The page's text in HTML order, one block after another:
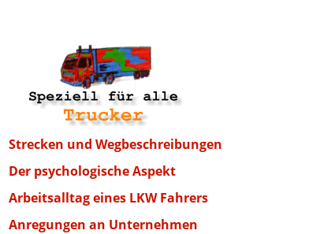
Strecken und Wegbeschreibungen
Der psychologische Aspekt
Arbeitsalltag eines LKW Fahrers
Anregungen an Unternehmen